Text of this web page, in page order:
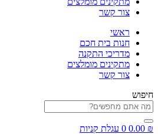
צור קשר
ראשי
חנות בית חכם
מדריכי התקנה
מתקינים מומלצים
צור קשר
חיפוש
0.00 ₪
0 עגלת קניות